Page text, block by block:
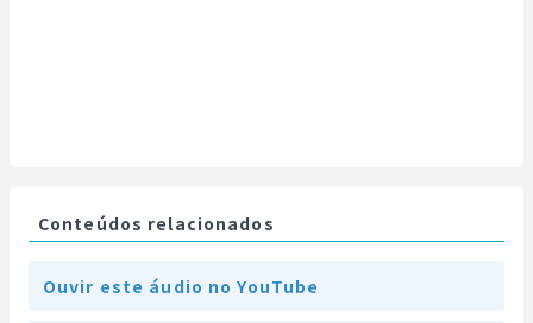
Conteúdos relacionados
Ouvir este áudio no YouTube